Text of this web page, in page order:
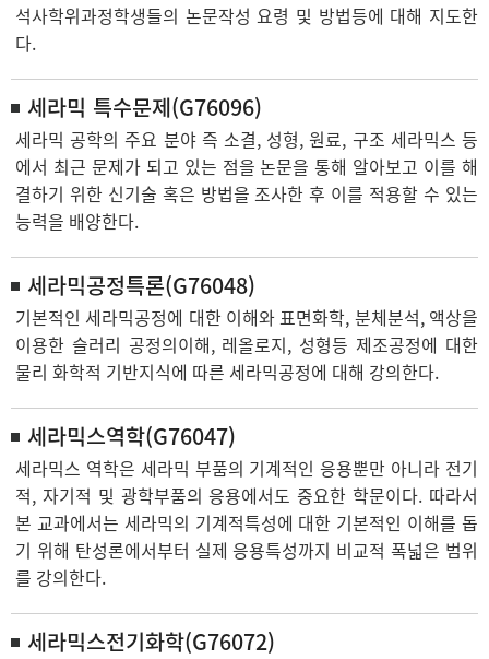
석사학위과정학생들의 논문작성 요령 및 방법등에 대해 지도한
다.
세라믹 특수문제(G76096)
세라믹 공학의 주요 분야 즉 소결, 성형, 원료, 구조 세라믹스 등
에서 최근 문제가 되고 있는 점을 논문을 통해 알아보고 이를 해
결하기 위한 신기술 혹은 방법을 조사한 후 이를 적용할 수 있는
능력을 배양한다.
세라믹공정특론(G76048)
기본적인 세라믹공정에 대한 이해와 표면화학, 분체분석, 액상을
이용한 슬러리 공정의이해, 레올로지, 성형등 제조공정에 대한
물리 화학적 기반지식에 따른 세라믹공정에 대해 강의한다.
세라믹스역학(G76047)
세라믹스 역학은 세라믹 부품의 기계적인 응용뿐만 아니라 전기
적, 자기적 및 광학부품의 응용에서도 중요한 학문이다. 따라서
본 교과에서는 세라믹의 기계적특성에 대한 기본적인 이해를 돕
기 위해 탄성론에서부터 실제 응용특성까지 비교적 폭넓은 범위
를 강의한다.
세라믹스전기화학(G76072)